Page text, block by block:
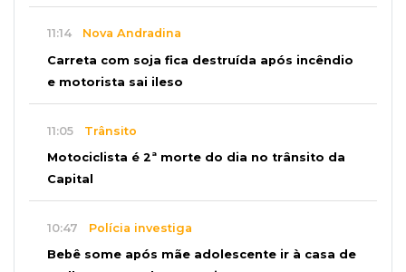
11:14 Nova Andradina
Carreta com soja fica destruída após incêndio
e motorista sai ileso
11:05 Trânsito
Motociclista é 2ª morte do dia no trânsito da
Capital
10:47 Polícia investiga
Bebê some após mãe adolescente ir à casa de